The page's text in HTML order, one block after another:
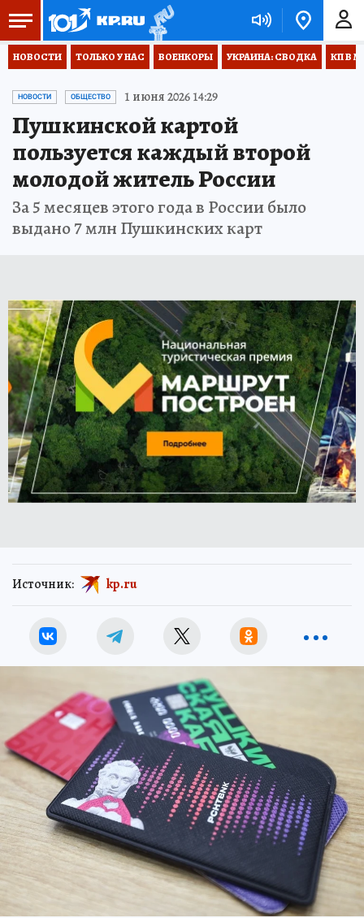
НОВОСТИ ТОЛЬКО У НАС ВОЕНКОРЫ УКРАИНА: СВОДКА КП В
НОВОСТИ ОБЩЕСТВО 1 июня 2026 14:29
Пушкинской картой
пользуется каждый второй
молодой житель России
За 5 месяцев этого года в России было
выдано 7 млн Пушкинских карт
Источник: kp.ru